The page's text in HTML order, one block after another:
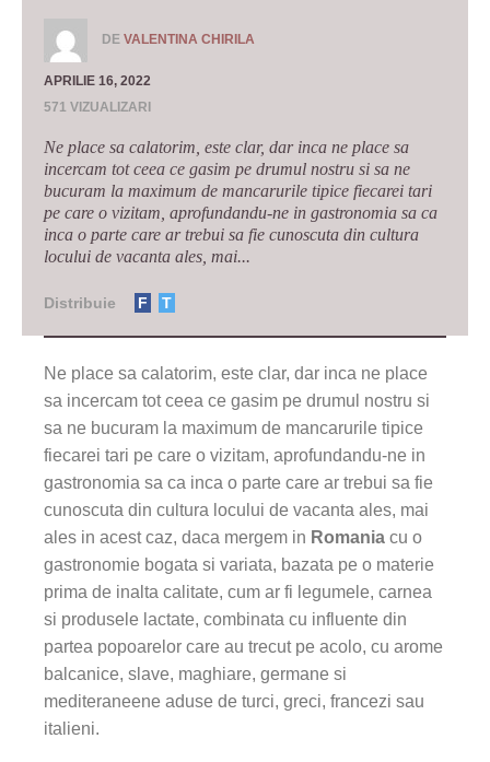
DE VALENTINA CHIRILA
APRILIE 16, 2022
571 VIZUALIZARI
Ne place sa calatorim, este clar, dar inca ne place sa
incercam tot ceea ce gasim pe drumul nostru si sa ne
bucuram la maximum de mancarurile tipice fiecarei tari
pe care o vizitam, aprofundandu-ne in gastronomia sa ca
inca o parte care ar trebui sa fie cunoscuta din cultura
locului de vacanta ales, mai...
Distribuie F T
Ne place sa calatorim, este clar, dar inca ne place
sa incercam tot ceea ce gasim pe drumul nostru si
sa ne bucuram la maximum de mancarurile tipice
fiecarei tari pe care o vizitam, aprofundandu-ne in
gastronomia sa ca inca o parte care ar trebui sa fie
cunoscuta din cultura locului de vacanta ales, mai
ales in acest caz, daca mergem in Romania cu o
gastronomie bogata si variata, bazata pe o materie
prima de inalta calitate, cum ar fi legumele, carnea
si produsele lactate, combinata cu influente din
partea popoarelor care au trecut pe acolo, cu arome
balcanice, slave, maghiare, germane si
mediteraneene aduse de turci, greci, francezi sau
italieni.